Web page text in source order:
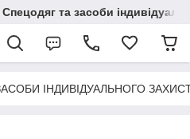
та засоби
ІНДИВІДУАЛЬНОГО